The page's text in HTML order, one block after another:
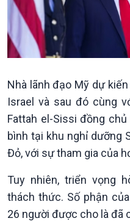
Kinh tế
Tin Kinh tế
Trước giờ mở cửa
Dòng chảy Kinh tế
Sức sống hàng Việt
Tuyên chiến với gian lận
thương mại
Nhà lãnh đạo Mỹ dự
Israel và sau đó cùng
Fattah el-Sissi đồng
bình tại khu nghỉ dưỡng
Đỏ, với sự tham gia của
Tuy nhiên, triển vọng
thách thức. Số phận
26 người được cho là đã